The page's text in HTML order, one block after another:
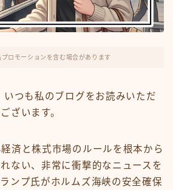
ング
ロモーションを含む場合があります
いつも私のブログをお読みいただ
ざいます。
済と株式市場のルールを根本から
ない、非常に衝撃的なニュースを
ンプ氏がホルムズ海峡の安全確保